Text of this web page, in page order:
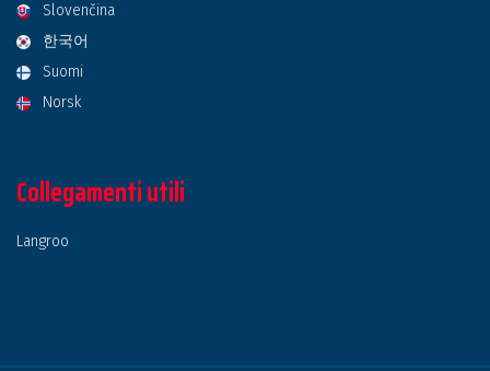
Slovenčina
한국어
Suomi
Norsk
Collegamenti utili
Langroo